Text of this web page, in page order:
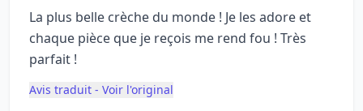
La plus belle crèche du monde ! Je les adore et
chaque pièce que je reçois me rend fou ! Très
parfait !
Avis traduit - Voir l'original